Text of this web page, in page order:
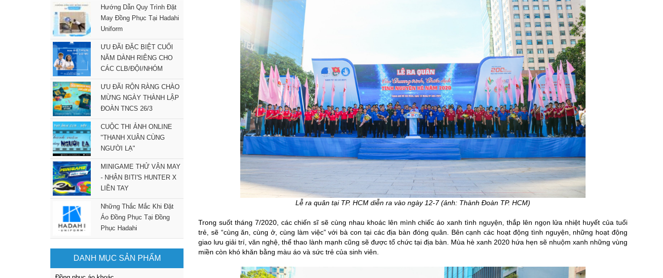
Hướng Dẫn Quy Trình Đặt
May Đồng Phục Tại Hadahi
Uniform
ƯU ĐÃI ĐẶC BIỆT CUỐI
NĂM DÀNH RIÊNG CHO
CÁC CLB/ĐỘI/NHÓM
ƯU ĐÃI RỘN RÀNG CHÀO
MỪNG NGÀY THÀNH LẬP
ĐOÀN TNCS 26/3
CUỘC THI ẢNH ONLINE
"THANH XUÂN CÙNG
NGƯỜI LẠ"
MINIGAME THỬ VẬN MAY
- NHẬN BITI'S HUNTER X
LIỀN TAY
Những Thắc Mắc Khi Đặt
Áo Đồng Phục Tại Đồng
Phục Hadahi
DANH MỤC SẢN PHẨM
Lễ ra quân tại TP. HCM diễn ra vào ngày 12-7 (ảnh: Thành Đoàn TP. HCM)
Trong suốt tháng 7/2020, các chiến sĩ sẽ cùng nhau khoác lên mình chiếc áo xanh tình nguyện, thắp lên ngọn lửa nhiệt huyết của tuổi
trẻ, sẽ “cùng ăn, cùng ở, cùng làm việc” với bà con tại các địa bàn đóng quân. Bên cạnh các hoạt động tình nguyện, những hoạt động
giao lưu giải trí, văn nghệ, thể thao lành mạnh cũng sẽ được tổ chức tại địa bàn. Mùa hè xanh 2020 hứa hẹn sẽ nhuộm xanh những vùng
miền còn khó khăn bằng màu áo và sức trẻ của sinh viên.